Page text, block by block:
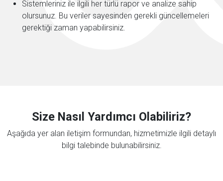
Sistemleriniz ile ilgili her türlü rapor ve analize sahip
olursunuz. Bu veriler sayesinden gerekli güncellemeleri
gerektiği zaman yapabilirsiniz.
Size Nasıl Yardımcı Olabiliriz?
Aşağıda yer alan iletişim formundan, hizmetimizle ilgili detaylı
bilgi talebinde bulunabilirsiniz.